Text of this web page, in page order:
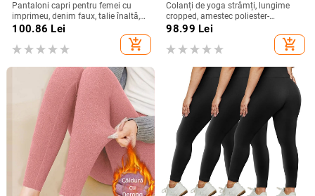
Pantaloni capri pentru femei cu
imprimeu, denim faux, talie înaltă,
croială Slim, casual, 2026
100.86 Lei
add_shopping_cart
Colanți de yoga strâmți, lungime
cropped, amestec poliester-
spandex, 80-90% poliester,
98.99 Lei
add_shopping_cart